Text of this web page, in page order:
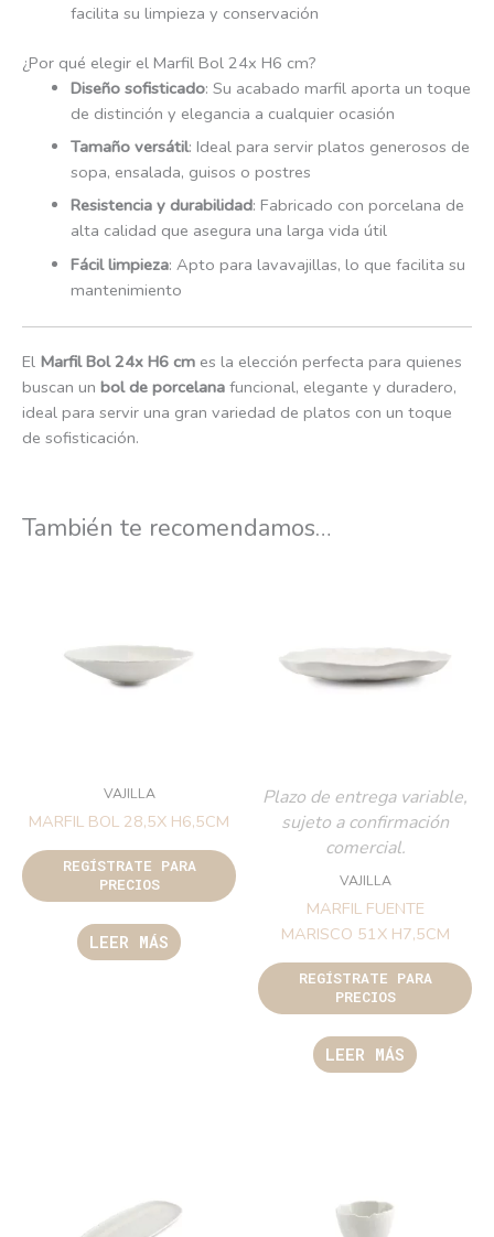
facilita su limpieza y conservación
¿Por qué elegir el Marfil Bol 24x H6 cm?
Diseño sofisticado: Su acabado marfil aporta un toque
de distinción y elegancia a cualquier ocasión
Tamaño versátil: Ideal para servir platos generosos de
sopa, ensalada, guisos o postres
Resistencia y durabilidad: Fabricado con porcelana de
alta calidad que asegura una larga vida útil
Fácil limpieza: Apto para lavavajillas, lo que facilita su
mantenimiento
El Marfil Bol 24x H6 cm es la elección perfecta para quienes
buscan un bol de porcelana funcional, elegante y duradero,
ideal para servir una gran variedad de platos con un toque
de sofisticación.
También te recomendamos…
VAJILLA
MARFIL BOL 28,5X H6,5CM
REGÍSTRATE PARA
PRECIOS
LEER MÁS
Plazo de entrega variable,
sujeto a confirmación
comercial.
VAJILLA
MARFIL FUENTE
MARISCO 51X H7,5CM
REGÍSTRATE PARA
PRECIOS
LEER MÁS